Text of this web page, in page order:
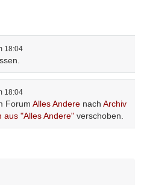
18:04
18:04
Forum Alles Andere nach Archiv
aus "Alles Andere" verschoben.